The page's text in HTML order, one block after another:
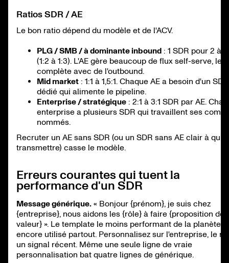
Ratios SDR / AE
Le bon ratio dépend du modèle et de l'ACV.
PLG / SMB / à dominante inbound : 1 SDR pour 2 à
(1:2 à 1:3). L'AE gère beaucoup de flux self-serve, le
complète avec de l'outbound.
Mid market : 1:1 à 1,5:1. Chaque AE a besoin d'un SDR
dédié qui alimente le pipeline.
Enterprise / stratégique : 2:1 à 3:1 SDR par AE.
enterprise a plusieurs SDR qui travaillent ses
nommés.
Recruter un AE sans SDR (ou un SDR sans AE clair à qui
transmettre) casse le modèle.
Erreurs courantes qui tuent la
performance d'un SDR
Message générique. « Bonjour {prénom}, je suis chez
{entreprise}, nous aidons les {rôle} à faire {proposition de
valeur} ». Le template le moins performant de la planète,
encore utilisé partout. Personnalisez sur l'entreprise, le
un signal récent. Même une seule ligne de vraie
personnalisation bat quatre lignes de générique.